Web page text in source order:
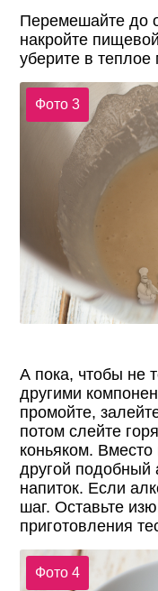
Перемешайте до
накройте
уберите в теплое
Фото 3
А пока, чтобы не
другими
промойте,
потом слейте
коньяком.
другой подобный
напиток. Если
шаг. Оставьте
приготовления
Фото 4